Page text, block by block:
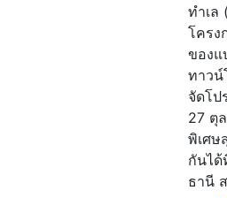
ทำเล
โครง
ของแ
ทาวน์
จัดโป
27 ตุ
พิเศษ
กันได้
ธานี